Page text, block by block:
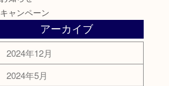
キャンペーン
アーカイブ
2024年12月
2024年5月